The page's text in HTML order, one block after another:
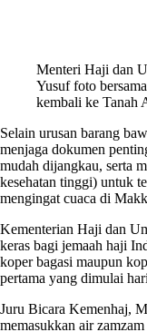
Menteri Haji dan
Yusuf foto
kembali ke Tanah
Selain urusan barang
menjaga dokumen
mudah dijangkau, serta
kesehatan tinggi) untuk
mengingat cuaca di
Kementerian Haji dan
keras bagi jemaah haji
koper bagasi maupun
pertama yang dimulai
Juru Bicara Kemenhaj,
memasukkan air